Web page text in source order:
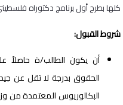
كلها بطرح أول برنامج دكتوراه
شروط القبول:
أن يكون الطالب/ة حاصلاً
الحقوق بدرجة لا تقل عن
البكالوريوس المعتمدة من